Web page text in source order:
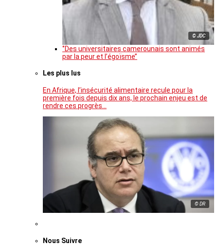
© JDC
‘’Des universitaires camerounais sont animés
par la peur et l’égoïsme’’
Les plus lus
En Afrique, l’insécurité alimentaire recule pour la
première fois depuis dix ans, le prochain enjeu est de
rendre ces progrès…
© DR
Nous Suivre